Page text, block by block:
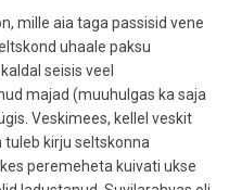
mille aia taga passisid vene
uhaale paksu
seisis veel
majad (muuhulgas ka saja
Veskimees, kellel veskit
tuleb kirju seltskonna
peremeheta kuivati ukse